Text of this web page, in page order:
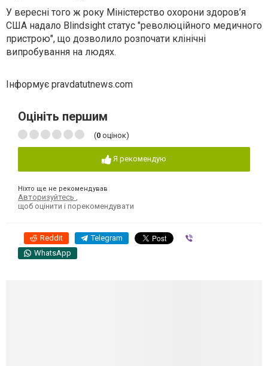
У вересні того ж року Міністерство охорони здоров’я
США надало Blindsight статус "революційного медичного
пристрою", що дозволило розпочати клінічні
випробування на людях.
Інформує pravdatutnews.com
Оцініть першим
(0 оцінок)
Я рекомендую
Ніхто ще не рекомендував
Авторизуйтесь ,
щоб оцінити і порекомендувати
Reddit Telegram
WhatsApp